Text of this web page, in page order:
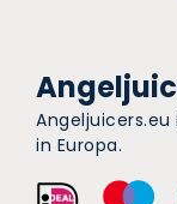
in Europa.